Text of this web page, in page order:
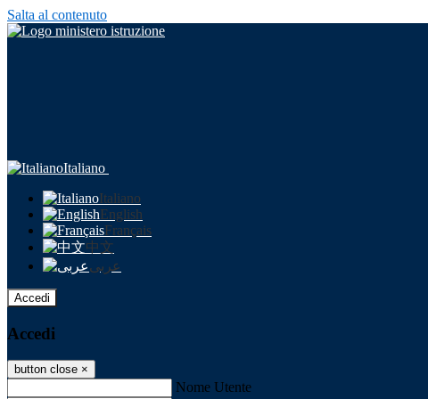
Salta al contenuto
Italiano
Italiano
English
Français
中文
عربى
Accedi
Accedi
button close ×
Nome Utente